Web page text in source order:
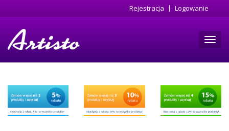
do
Rejestracja Logowanie